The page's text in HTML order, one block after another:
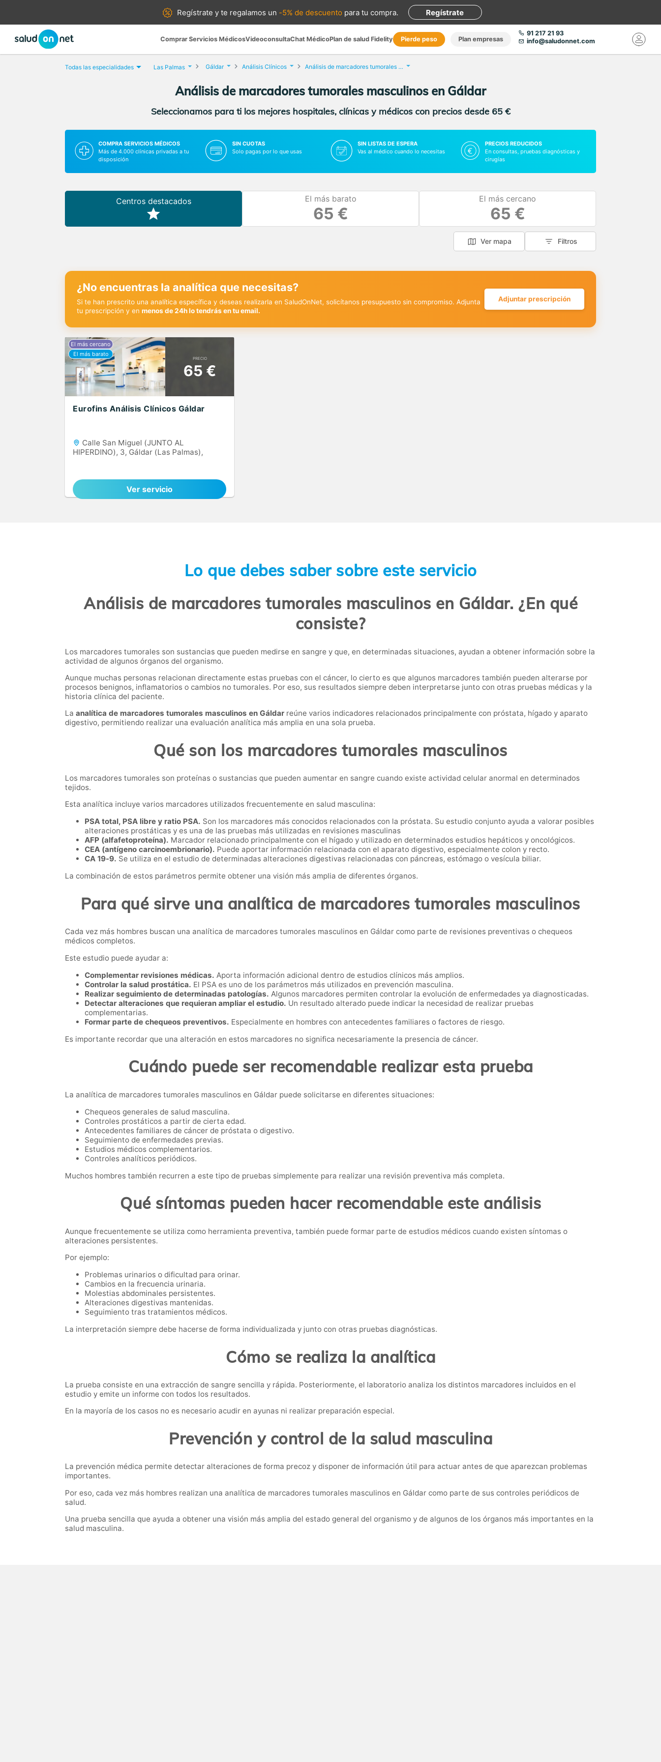
Regístrate yte regalamos un -5% de descuento para tu compra. Regístrate
Comprar Servicios MédicosVideoconsultaChat MédicoPlan de salud Fidelity Pierde peso Plan empresas
91 217 21 93
info@saludonnet.com
Todas las especialidades Las Palmas Gáldar Análisis Clínicos Análisis de marcadores tumorales masculinos
Análisis de marcadores tumorales masculinos en Gáldar
Seleccionamos para ti los mejores hospitales, clínicas y médicos con precios desde 65 €
COMPRA SERVICIOS MÉDICOS
Más de 4.000 clínicas privadas a tu
disposición
SIN CUOTAS
Solo pagas por lo que usas
SIN LISTAS DE ESPERA
Vas al médico cuando lo necesitas
PRECIOS REDUCIDOS
En consultas, pruebas diagnósticas y
cirugías
Centros destacados El más barato
65 €
El más cercano
65 €
Ver mapa Filtros
¿No encuentras la analítica que necesitas?
Si te han prescrito una analítica específica y deseas realizarla en SaludOnNet, solicítanos presupuesto sin compromiso. Adjunta
tu prescripción y en menos de 24h lo tendrás en tu email.
Adjuntar prescripción
PRECIO
65 €
Eurofins Análisis Clínicos Gáldar
Calle San Miguel (JUNTO AL
HIPERDINO), 3, Gáldar (Las Palmas),
Ver servicio
Lo que debes saber sobre este servicio
Análisis de marcadores tumorales masculinos en Gáldar. ¿En qué
consiste?
Los marcadores tumorales son sustancias que pueden medirse en sangre y que, en determinadas situaciones, ayudan a obtener información sobre la
actividad de algunos órganos del organismo.
Aunque muchas personas relacionan directamente estas pruebas con el cáncer, lo cierto es que algunos marcadores también pueden alterarse por
procesos benignos, inflamatorios o cambios no tumorales. Por eso, sus resultados siempre deben interpretarse junto con otras pruebas médicas y la
historia clínica del paciente.
La analítica de marcadores tumorales masculinos en Gáldar reúne varios indicadores relacionados principalmente con próstata, hígado y aparato
digestivo, permitiendo realizar una evaluación analítica más amplia en una sola prueba.
Qué son los marcadores tumorales masculinos
Los marcadores tumorales son proteínas o sustancias que pueden aumentar en sangre cuando existe actividad celular anormal en determinados
tejidos.
Esta analítica incluye varios marcadores utilizados frecuentemente en salud masculina:
PSA total, PSA libre y ratio PSA. Son los marcadores más conocidos relacionados con la próstata. Su estudio conjunto ayuda a valorar posibles
alteraciones prostáticas y es una de las pruebas más utilizadas en revisiones masculinas
AFP (alfafetoproteína). Marcador relacionado principalmente con el hígado y utilizado en determinados estudios hepáticos y oncológicos.
CEA (antígeno carcinoembrionario). Puede aportar información relacionada con el aparato digestivo, especialmente colon y recto.
CA 19-9. Se utiliza en el estudio de determinadas alteraciones digestivas relacionadas con páncreas, estómago o vesícula biliar.
La combinación de estos parámetros permite obtener una visión más amplia de diferentes órganos.
Para qué sirve una analítica de marcadores tumorales masculinos
Cada vez más hombres buscan una analítica de marcadores tumorales masculinos en Gáldar como parte de revisiones preventivas o chequeos
médicos completos.
Este estudio puede ayudar a:
Complementar revisiones médicas. Aporta información adicional dentro de estudios clínicos más amplios.
Controlar la salud prostática. El PSA es uno de los parámetros más utilizados en prevención masculina.
Realizar seguimiento de determinadas patologías. Algunos marcadores permiten controlar la evolución de enfermedades ya diagnosticadas.
Detectar alteraciones que requieran ampliar el estudio. Un resultado alterado puede indicar la necesidad de realizar pruebas
complementarias.
Formar parte de chequeos preventivos. Especialmente en hombres con antecedentes familiares o factores de riesgo.
Es importante recordar que una alteración en estos marcadores no significa necesariamente la presencia de cáncer.
Cuándo puede ser recomendable realizar esta prueba
La analítica de marcadores tumorales masculinos en Gáldar puede solicitarse en diferentes situaciones:
Chequeos generales de salud masculina.
Controles prostáticos a partir de cierta edad.
Antecedentes familiares de cáncer de próstata o digestivo.
Seguimiento de enfermedades previas.
Estudios médicos complementarios.
Controles analíticos periódicos.
Muchos hombres también recurren a este tipo de pruebas simplemente para realizar una revisión preventiva más completa.
Qué síntomas pueden hacer recomendable este análisis
Aunque frecuentemente se utiliza como herramienta preventiva, también puede formar parte de estudios médicos cuando existen síntomas o
alteraciones persistentes.
Por ejemplo:
Problemas urinarios o dificultad para orinar.
Cambios en la frecuencia urinaria.
Molestias abdominales persistentes.
Alteraciones digestivas mantenidas.
Seguimiento tras tratamientos médicos.
La interpretación siempre debe hacerse de forma individualizada y junto con otras pruebas diagnósticas.
Cómo se realiza la analítica
La prueba consiste en una extracción de sangre sencilla y rápida. Posteriormente, el laboratorio analiza los distintos marcadores incluidos en el
estudio y emite un informe con todos los resultados.
En la mayoría de los casos no es necesario acudir en ayunas ni realizar preparación especial.
Prevención y control de la salud masculina
La prevención médica permite detectar alteraciones de forma precoz y disponer de información útil para actuar antes de que aparezcan problemas
importantes.
Por eso, cada vez más hombres realizan una analítica de marcadores tumorales masculinos en Gáldar como parte de sus controles periódicos de
salud.
Una prueba sencilla que ayuda a obtener una visión más amplia del estado general del organismo y de algunos de los órganos más importantes en la
salud masculina.